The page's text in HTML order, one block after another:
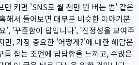
만 켜면 'SNS로 월 천만 원 버는 법' 같은
해서 들어보면 대부분 비슷한 이야기뿐
', '꾸준함이 답입니다', '진정성을 보여주
만, 가장 중요한 '어떻게?'에 대한 해답은
름 잡는 조언에 답답함을 느끼고, 수많은